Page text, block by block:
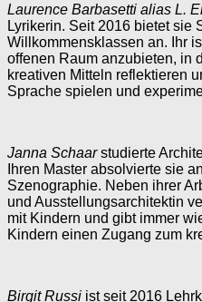
Laurence Barbasetti alias L.
Lyrikerin. Seit 2016 bietet sie
Willkommensklassen an. Ihr
offenen Raum anzubieten, in
kreativen Mitteln reflektieren
Sprache spielen und
Janna Schaarstudierte
Ihren Master absolvierte sie
Szenographie. Neben ihrer
und Ausstellungsarchitektin
mit Kindern und gibt immer
Kindern einen Zugang zum
Birgit Russi ist seit 2016